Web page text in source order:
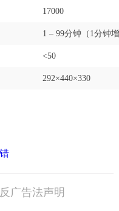
17000
1 – 99分钟（1分钟
<50
292×440×330
广告法声明